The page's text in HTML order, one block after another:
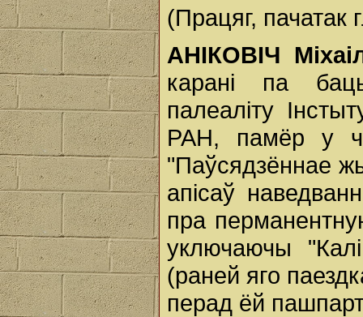
(Працяг, пачатак
АНІКОВІЧ
карані па
палеаліту
РАН, памёр у
"Паўсядзённае
апісаў
пра
уключаючы
(раней яго
перад ёй